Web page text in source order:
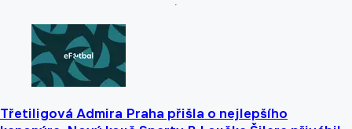
Třetiligová Admira Praha přišla o nejlepšího